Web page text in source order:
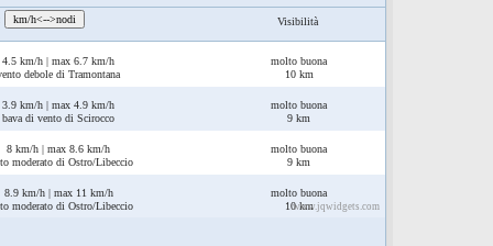
km/h<-->nodi Visibilità
4.5 km/h | max 6.7 km/h
debole di Tramontana
molto buona
10 km
3.9 km/h | max 4.9 km/h
bava di vento di Scirocco
molto buona
9 km
8 km/h | max 8.6 km/h
moderato di Ostro/Libeccio
molto buona
9 km
8.9 km/h | max 11 km/h
moderato di Ostro/Libeccio
molto buona
10 km
www.jqwidgets.com